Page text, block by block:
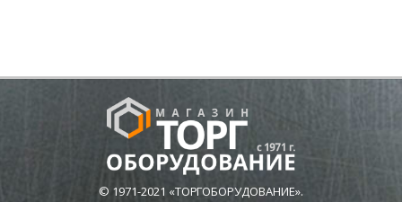
© 1971-2021 «ТОРГОБОРУДОВАНИЕ».